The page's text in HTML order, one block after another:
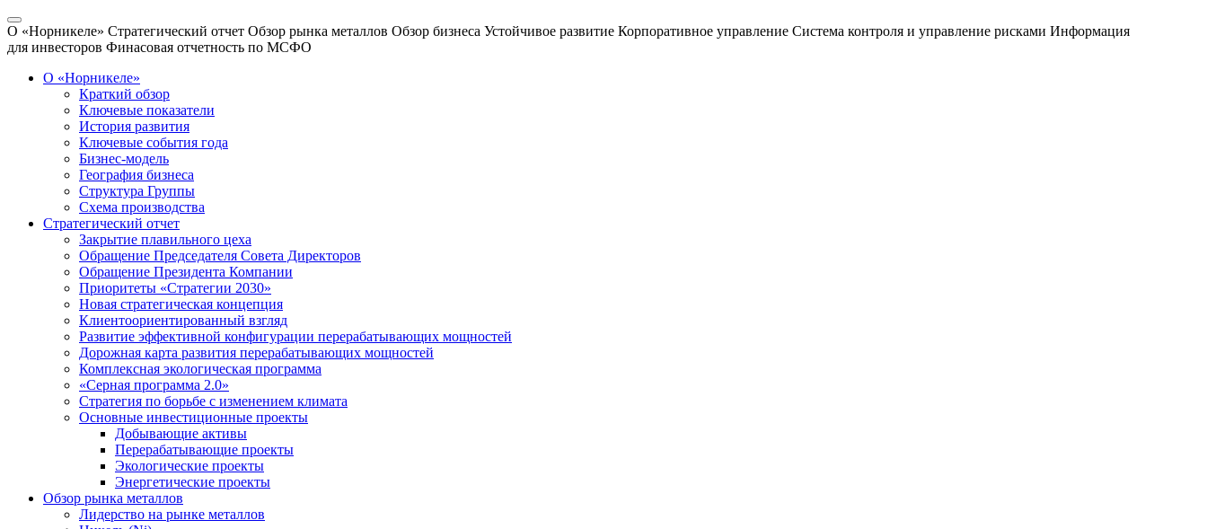
О «Норникеле» Стратегический отчет Обзор рынка металлов Обзор бизнеса Устойчивое развитие Корпоративное управление Система контроля и управление рисками Информация
для инвесторов Финасовая отчетность по МСФО
О «Норникеле»
Краткий обзор
Ключевые показатели
История развития
Ключевые события года
Бизнес-модель
География бизнеса
Структура Группы
Схема производства
Стратегический отчет
Закрытие плавильного цеха
Обращение Председателя Совета Директоров
Обращение Президента Компании
Приоритеты «Стратегии 2030»
Новая стратегическая концепция
Клиентоориентированный взгляд
Развитие эффективной конфигурации перерабатывающих мощностей
Дорожная карта развития перерабатывающих мощностей
Комплексная экологическая программа
«Серная программа 2.0»
Стратегия по борьбе с изменением климата
Основные инвестиционные проекты
Добывающие активы
Перерабатывающие проекты
Экологические проекты
Энергетические проекты
Обзор рынка металлов
Лидерство на рынке металлов